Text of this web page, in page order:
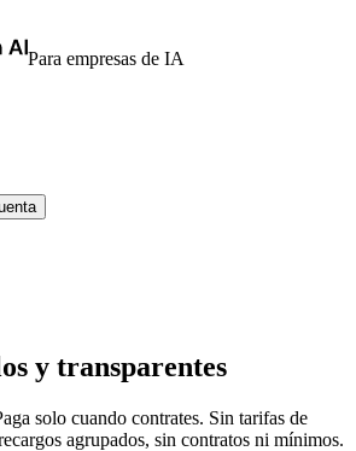
Para empresas de IA
y transparentes
solo cuando contrates. Sin tarifas de
agrupados, sin contratos ni mínimos.